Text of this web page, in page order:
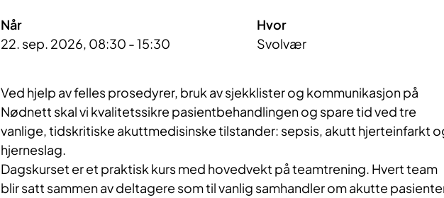
Når
22. sep. 2026, 08:30 - 15:30
Hvor
Svolvær
Ved hjelp av felles prosedyrer, bruk av sjekklister og kommunikasjon på
Nødnett skal vi kvalitetssikre pasientbehandlingen og spare tid ved tre
vanlige, tidskritiske akuttmedisinske tilstander: sepsis, akutt hjerteinfarkt
hjerneslag.
Dagskurset er et praktisk kurs med hovedvekt på teamtrening. Hvert team
blir satt sammen av deltagere som til vanlig samhandler om akutte